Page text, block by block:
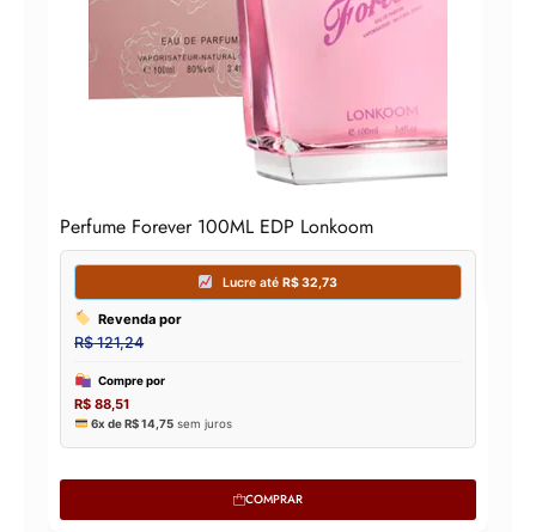
Perfume Forever 100ML EDP Lonkoom
COMPRAR